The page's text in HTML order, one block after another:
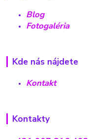
Blog
Fotogaléria
Kde nás nájdete
Kontakt
Kontakty